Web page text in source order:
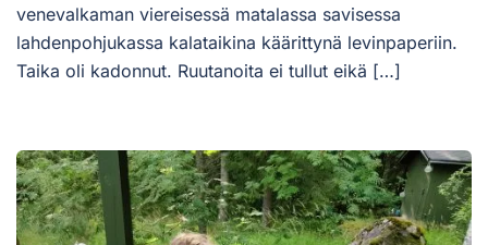
venevalkaman viereisessä matalassa savisessa
lahdenpohjukassa kalataikina käärittynä levinpaperiin.
Taika oli kadonnut. Ruutanoita ei tullut eikä […]